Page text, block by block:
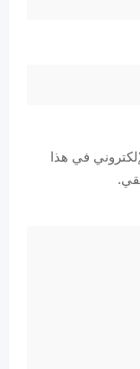
في هذا